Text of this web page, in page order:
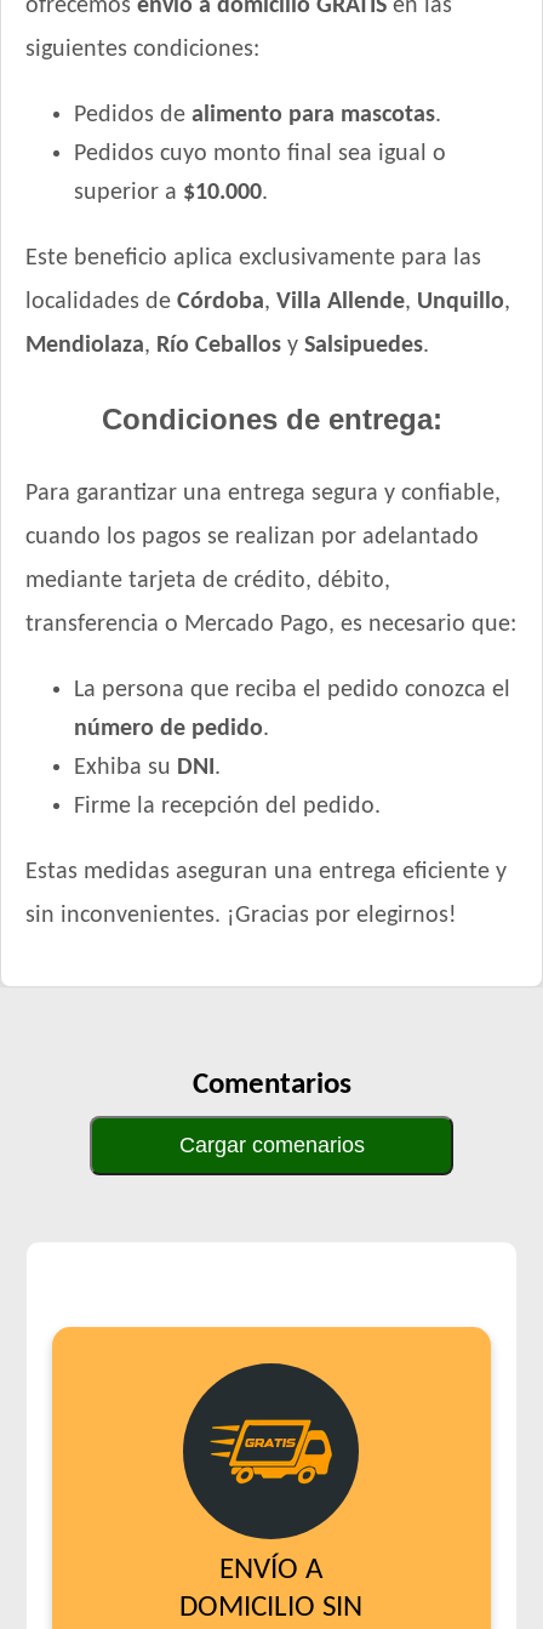
ofrecemos envío a domicilio GRATIS en las
siguientes condiciones:
Pedidos de alimento para mascotas.
Pedidos cuyo monto final sea igual o
superior a $10.000.
Este beneficio aplica exclusivamente para las
localidades de Córdoba, Villa Allende, Unquillo,
Mendiolaza, Río Ceballos y Salsipuedes.
Condiciones de entrega:
Para garantizar una entrega segura y confiable,
cuando los pagos se realizan por adelantado
mediante tarjeta de crédito, débito,
transferencia o Mercado Pago, es necesario que:
La persona que reciba el pedido conozca el
número de pedido.
Exhiba su DNI.
Firme la recepción del pedido.
Estas medidas aseguran una entrega eficiente y
sin inconvenientes. ¡Gracias por elegirnos!
Comentarios
Cargar comenarios
ENVÍO A
DOMICILIO SIN